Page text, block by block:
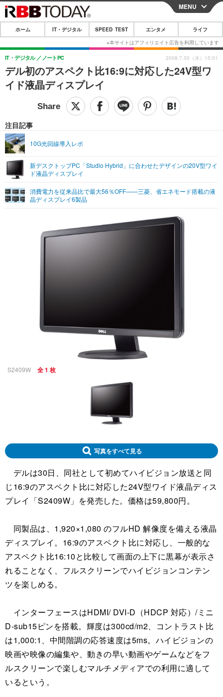
CLOSE
ホーム
IT・デジタル
IT・デジタルTOP スマートフォン
ショッピング その他
SPEED TEST
エンタメTOP 映画・ドラマ
グラビア
ショッピング その他
ライフTOP
その他
リリース一覧
プッシュ通知の停止方法
MENU
ホーム IT・デジタル SPEED TEST エンタメ ライフ
デル初のアスペクト比16:9に対応した24V型ワ
イド液晶ディスプレイ
IT・デジタル ノートPC
注目記事
10G光回線導入レポ
新デスクトップPC「Studio Hybrid」に合わせたデザインの20V型ワイ
ド液晶ディスプレイ
消費電力を従来品比で最大56％OFF——三菱、省エネモード搭載の液
晶ディスプレイ6製品
2008.7.30（水）15:01
S2409W 全 1 枚
写真をすべて見る
デルは30日、同社として初めてハイビジョン放送と同
じ16:9のアスペクト比に対応した24V型ワイド液晶ディス
プレイ「S2409W」を発売した。価格は59,800円。
同製品は、1,920×1,080 のフルHD 解像度を備える液晶
ディスプレイ。16:9のアスペクト比に対応し、一般的な
アスペクト比16:10と比較して画面の上下に黒幕が表示さ
れることなく、フルスクリーンでハイビジョンコンテン
ツを楽しめる。
インターフェースはHDMI/ DVI-D（HDCP 対応）/ミニ
D-sub15ピンを搭載。輝度は300cd/m2、コントラスト比
は1,000:1、中間階調の応答速度は5ms。ハイビジョンの
映画や映像の編集や、動きの早い動画やゲームなどをフ
ルスクリーンで楽しむマルチメディアでの利用に適して
いるという。